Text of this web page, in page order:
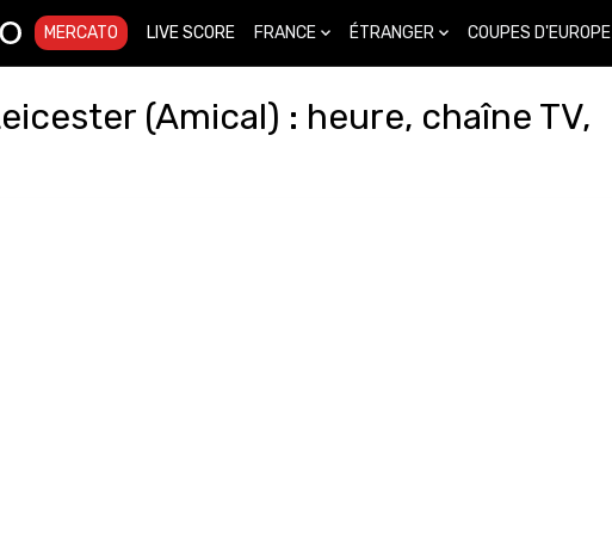
MERCATO LIVE SCORE FRANCE ÉTRANGER COUPES D'EUROPE
(Amical) : heure, chaîne TV,